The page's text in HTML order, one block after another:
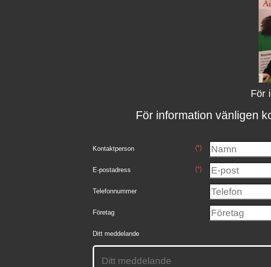
För
För information vänligen
Kontaktperson (*)
E-postadress (*)
Telefonnummer
Företag
Ditt meddelande